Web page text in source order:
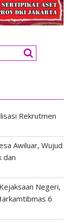
Rekrutmen
Awiluar, Wujud
dan
Negeri,
6